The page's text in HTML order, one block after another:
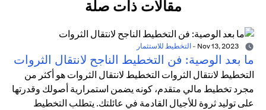
مقالات ذات صلة
- التخطيط للاستثمار
ما بعد الوصية: فن التخطيط الناجح لانتقال الثروات
التخطيط لانتقال الثروات التخطيط لانتقال الثروات هو أكثر من
مجرد تخطيط مالي متقدم، كونه يضمن استمرارية أصولك وقدرتها
على توليد ثروة للأجيال القادمة في عائلتك. يتطلب التخطيط